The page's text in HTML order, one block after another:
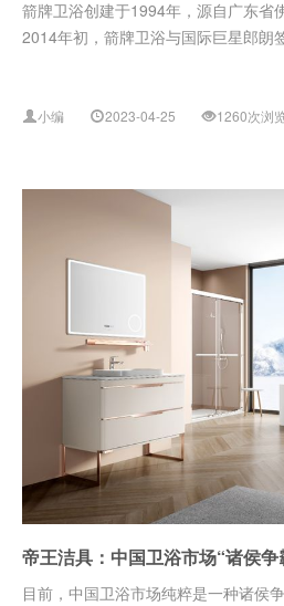
箭牌卫浴创建于1994年，源自广东省
2014年初，箭牌卫浴与国际巨星郎
小编 2023-04-25 1260次浏
帝王洁具：中国卫浴市场“诸侯争
目前，中国卫浴市场纯粹是一种诸侯